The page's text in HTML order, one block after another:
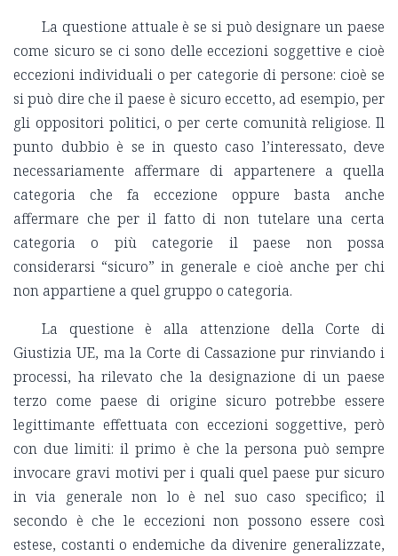
La questione attuale è se si può designare un paese
come sicuro se ci sono delle eccezioni soggettive e cioè
eccezioni individuali o per categorie di persone: cioè se
si può dire che il paese è sicuro eccetto, ad esempio, per
gli oppositori politici, o per certe comunità religiose. Il
punto dubbio è se in questo caso l’interessato, deve
necessariamente affermare di appartenere a quella
categoria che fa eccezione oppure basta anche
affermare che per il fatto di non tutelare una certa
categoria o più categorie il paese non possa
considerarsi “sicuro” in generale e cioè anche per chi
non appartiene a quel gruppo o categoria.
La questione è alla attenzione della Corte di
Giustizia UE, ma la Corte di Cassazione pur rinviando i
processi, ha rilevato che la designazione di un paese
terzo come paese di origine sicuro potrebbe essere
legittimante effettuata con eccezioni soggettive, però
con due limiti: il primo è che la persona può sempre
invocare gravi motivi per i quali quel paese pur sicuro
in via generale non lo è nel suo caso specifico; il
secondo è che le eccezioni non possono essere così
estese, costanti o endemiche da divenire generalizzate,